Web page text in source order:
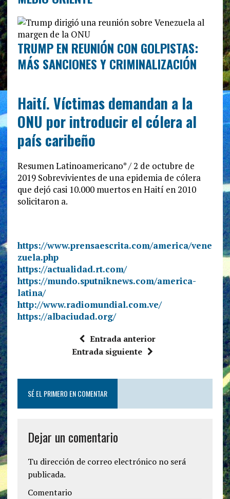
TRUMP EN REUNIÓN CON GOLPISTAS:
MÁS SANCIONES Y CRIMINALIZACIÓN
Haití. Víctimas demandan a la
ONU por introducir el cólera al
país caribeño
Resumen Latinoamericano* / 2 de octubre de
2019 Sobrevivientes de una epidemia de cólera
que dejó casi 10.000 muertos en Haití en 2010
solicitaron a.
https://www.prensaescrita.com/america/vene
zuela.php
https://actualidad.rt.com/
https://mundo.sputniknews.com/america-
latina/
http://www.radiomundial.com.ve/
https://albaciudad.org/
Entrada anterior
Entrada siguiente
SÉ EL PRIMERO EN COMENTAR
Dejar un comentario
Tu dirección de correo electrónico no será
publicada.
Comentario